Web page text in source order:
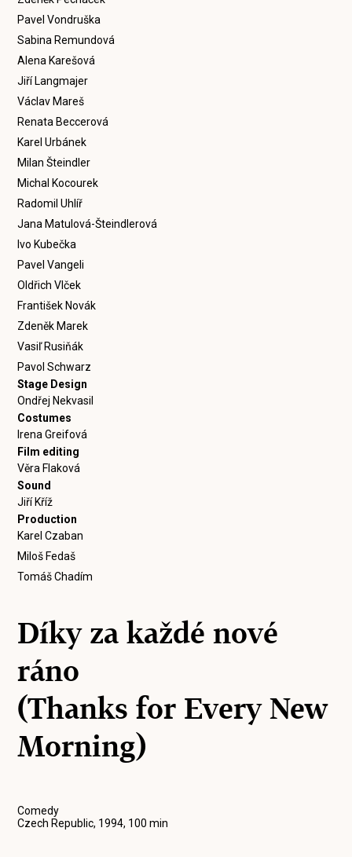
Pavel Vondruška
Sabina Remundová
Alena Karešová
Jiří Langmajer
Václav Mareš
Renata Beccerová
Karel Urbánek
Milan Šteindler
Michal Kocourek
Radomil Uhlíř
Jana Matulová-Šteindlerová
Ivo Kubečka
Pavel Vangeli
Oldřich Vlček
František Novák
Zdeněk Marek
Vasiľ Rusiňák
Pavol Schwarz
Stage Design
Ondřej Nekvasil
Costumes
Irena Greifová
Film editing
Věra Flaková
Sound
Jiří Kříž
Production
Karel Czaban
Miloš Fedaš
Tomáš Chadím
Díky za každé nové
ráno
(Thanks for Every New
Morning)
Comedy
Czech Republic, 1994, 100 min